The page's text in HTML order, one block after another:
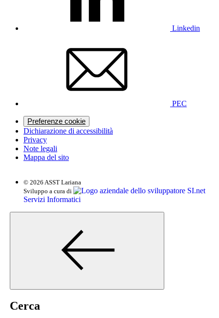
Linkedin
PEC
Preferenze cookie
Dichiarazione di accessibilità
Privacy
Note legali
Mappa del sito
© 2026 ASST Lariana
Sviluppo a cura di
SI.net
Servizi Informatici
Cerca